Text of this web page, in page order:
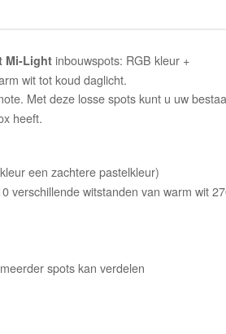
Mi-Light inbouwspots: RGB kleur +
wit tot koud daglicht.
Met deze losse spots kunt u uw
heeft.
een zachtere pastelkleur)
verschillende witstanden van warm wit
spots kan verdelen